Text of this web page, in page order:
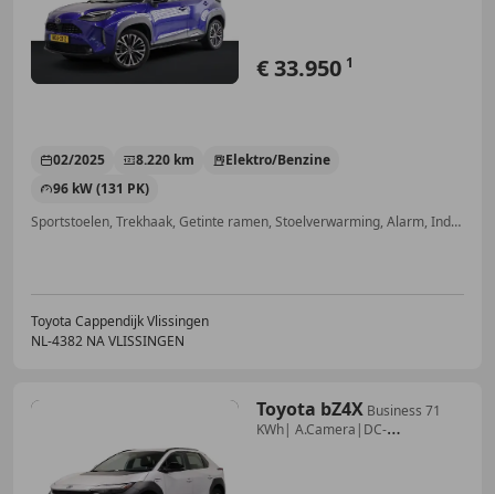
€ 33.950 1
02/2025 8.220 km
Elektro/Benzine
96 kW (131 PK)
Sportstoelen, Trekhaak, Getinte ramen, Stoelverwarming, Alarm, Inductieladen voor smartphones, Navigatiesysteem, Lendensteun
Toyota Cappendijk Vlissingen
NL-4382 NA VLISSINGEN
Toyota bZ4X Business 71
KWh| A.Camera|DC-